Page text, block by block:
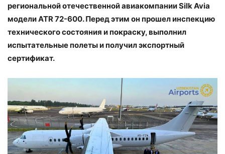
региональной отечественной авиакомпании Silk Avia
модели ATR 72-600. Перед этим он прошел инспекцию
технического состояния и покраску, выполнил
испытательные полеты и получил экспортный
сертификат.